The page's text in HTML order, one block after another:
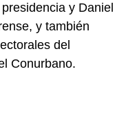
y Daniel
y también
del
Conurbano.